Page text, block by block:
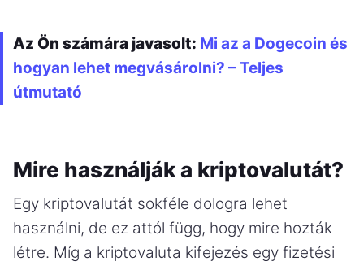
Az Ön számára javasolt: Mi az a Dogecoin és
hogyan lehet megvásárolni? – Teljes
útmutató
Mire használják a kriptovalutát?
Egy kriptovalutát sokféle dologra lehet
használni, de ez attól függ, hogy mire hozták
létre. Míg a kriptovaluta kifejezés egy fizetési